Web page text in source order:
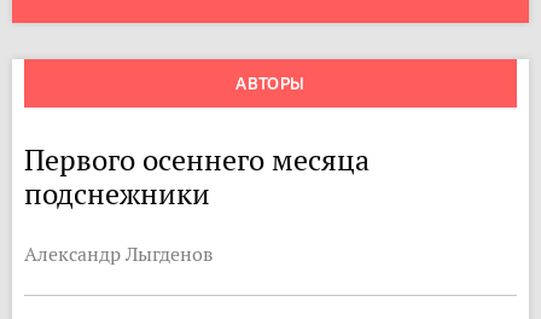
АВТОРЫ
Первого осеннего месяца
подснежники
Александр Лыгденов